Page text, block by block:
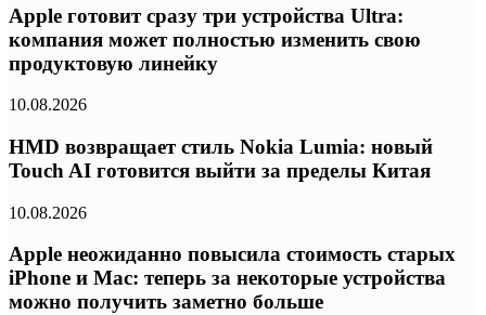
Apple готовит сразу три устройства Ultra:
компания может полностью изменить свою
продуктовую линейку
10.08.2026
HMD возвращает стиль Nokia Lumia: новый
Touch AI готовится выйти за пределы Китая
10.08.2026
Apple неожиданно повысила стоимость старых
iPhone и Mac: теперь за некоторые устройства
можно получить заметно больше